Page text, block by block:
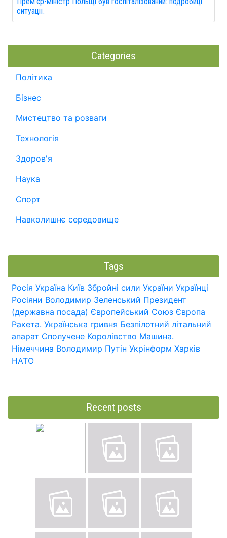
ситуації.
Categories
Політика
Бізнес
Мистецтво та розваги
Технологія
Здоров'я
Наука
Спорт
Навколишнє середовище
Tags
Росія Україна Київ Збройні сили України Українці
Росіяни Володимир Зеленський Президент
(державна посада) Європейський Союз Європа
Ракета. Українська гривня Безпілотний літальний
апарат Сполучене Королівство Машина.
Німеччина Володимир Путін Укрінформ Харків
НАТО
Recent posts